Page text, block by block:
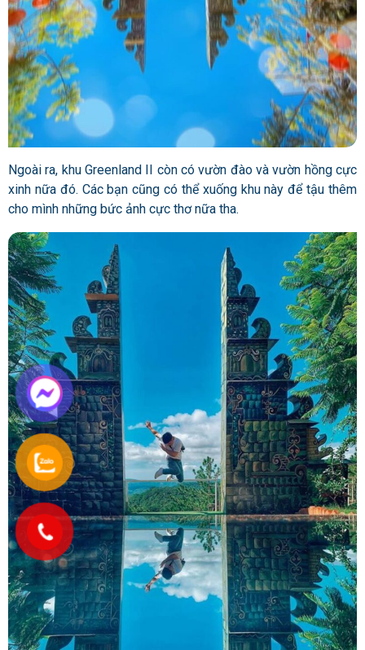
Ngoài ra, khu Greenland II còn có vườn đào và vườn hồng cực
xinh nữa đó. Các bạn cũng có thể xuống khu này để tậu thêm
cho mình những bức ảnh cực thơ nữa tha.